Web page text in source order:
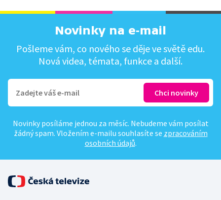
Novinky na e-mail
Pošleme vám, co nového se děje ve světě edu.
Nová videa, témata, funkce a další.
Novinky posíláme jednou za měsíc. Nebudeme vám posílat
žádný spam. Vložením e-mailu souhlasíte se zpracováním
osobních údajů.